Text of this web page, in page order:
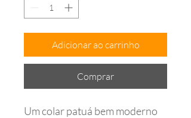
Adicionar ao carrinho
Comprar
Um colar patuá bem moderno